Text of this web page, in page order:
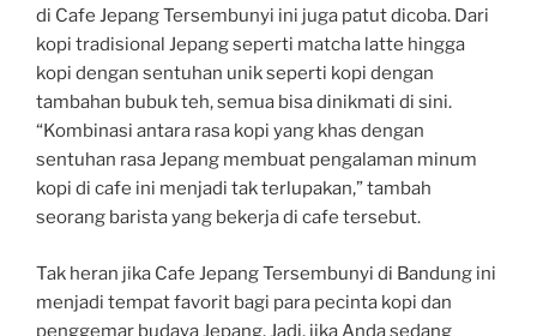
di Cafe Jepang Tersembunyi ini juga patut dicoba. Dari
kopi tradisional Jepang seperti matcha latte hingga
kopi dengan sentuhan unik seperti kopi dengan
tambahan bubuk teh, semua bisa dinikmati di sini.
“Kombinasi antara rasa kopi yang khas dengan
sentuhan rasa Jepang membuat pengalaman minum
kopi di cafe ini menjadi tak terlupakan,” tambah
seorang barista yang bekerja di cafe tersebut.
Tak heran jika Cafe Jepang Tersembunyi di Bandung ini
menjadi tempat favorit bagi para pecinta kopi dan
penggemar budaya Jepang. Jadi, jika Anda sedang